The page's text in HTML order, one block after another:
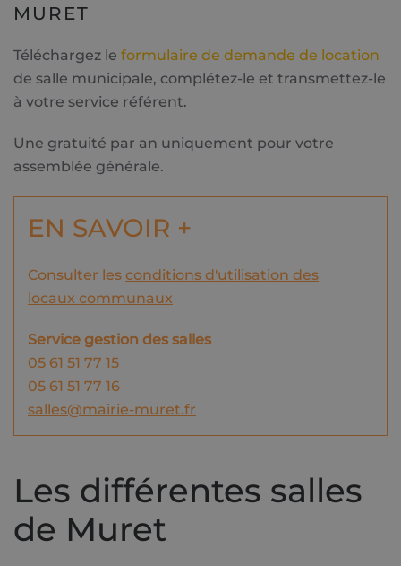
MURET
Téléchargez le formulaire de demande de location
de salle municipale, complétez-le et transmettez-le
à votre service référent.
Une gratuité par an uniquement pour votre
assemblée générale.
EN SAVOIR +
Consulter les conditions d'utilisation des
locaux communaux
Service gestion des salles
05 61 51 77 15
05 61 51 77 16
salles@mairie-muret.fr
Les différentes salles
de Muret